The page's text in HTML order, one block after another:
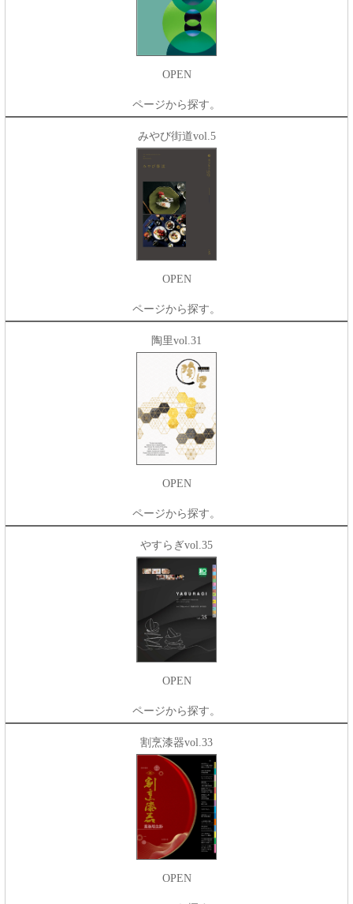
OPEN
ページから探す。
みやび街道vol.5
OPEN
ページから探す。
陶里vol.31
OPEN
ページから探す。
やすらぎvol.35
OPEN
ページから探す。
割烹漆器vol.33
OPEN